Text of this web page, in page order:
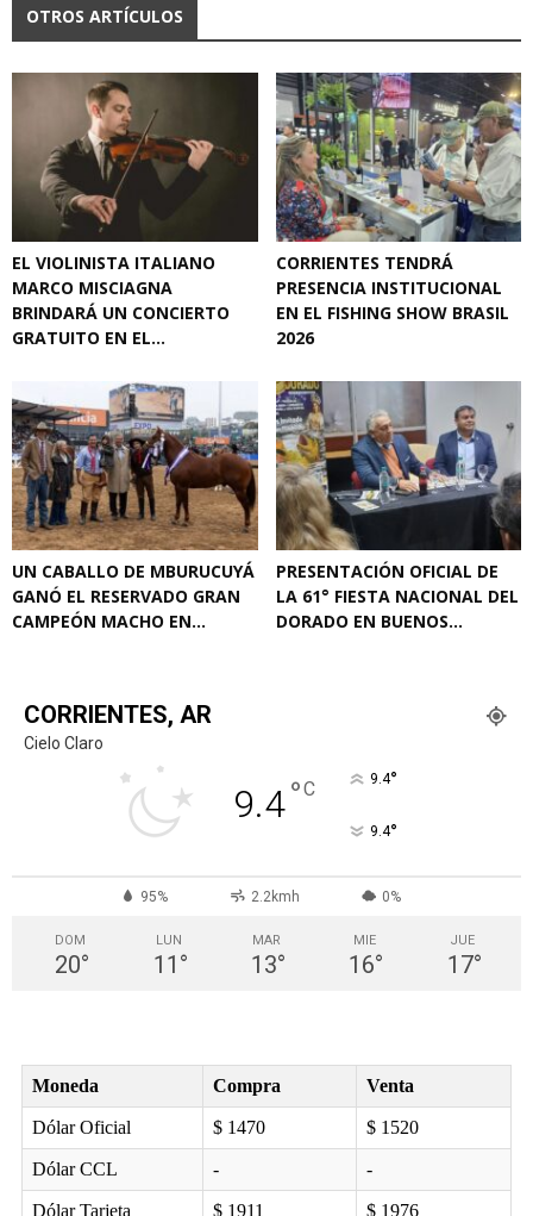
OTROS ARTÍCULOS
EL VIOLINISTA ITALIANO
MARCO MISCIAGNA
BRINDARÁ UN CONCIERTO
GRATUITO EN EL...
CORRIENTES TENDRÁ
PRESENCIA INSTITUCIONAL
EN EL FISHING SHOW BRASIL
2026
UN CABALLO DE MBURUCUYÁ
GANÓ EL RESERVADO GRAN
CAMPEÓN MACHO EN...
PRESENTACIÓN OFICIAL DE
LA 61° FIESTA NACIONAL DEL
DORADO EN BUENOS...
CORRIENTES, AR
Cielo Claro
9.4°C 9.4°
9.4°
95% 2.2kmh 0%
DOM
20°
LUN
11 °
MAR
13°
MIE
16°
JUE
17°